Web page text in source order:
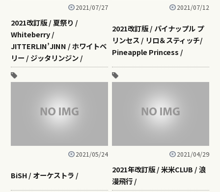
2021/07/27
2021改訂版 / 夏祭り /
Whiteberry /
JITTERLIN’JINN / ホワイトベ
リー / ジッタリンジン /
2021/07/12
2021改訂版 / パイナップル プ
リンセス / リロ＆スティッチ/
Pineapple Princess /
2021/05/24
BiSH / オーケストラ /
2021/04/29
2021年改訂版 / 米米CLUB / 浪
漫飛行 /